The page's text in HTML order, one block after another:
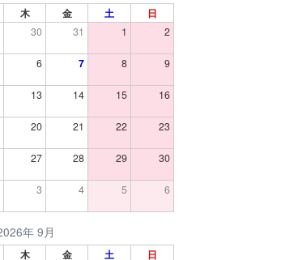
木 金 土
日
30 31 1 2
6 7 8 9
13 14 15 16
20 21 22 23
27 28 29 30
3 4 5 6
年 9月
木 金 土
日